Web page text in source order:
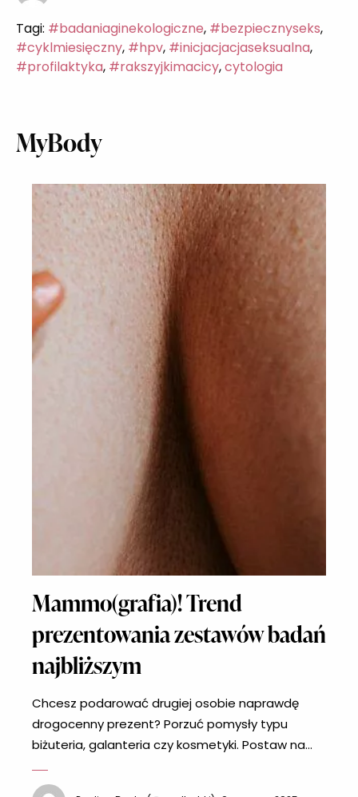
Tagi: #badaniaginekologiczne, #bezpiecznyseks,
#cyklmiesięczny, #hpv, #inicjacjacjaseksualna,
#profilaktyka, #rakszyjkimacicy,cytologia
MyBody
Mammo(grafia)! Trend
prezentowania zestawów badań
najbliższym
Chcesz podarować drugiej osobie naprawdę
drogocenny prezent? Porzuć pomysły typu
biżuteria, galanteria czy kosmetyki. Postaw na
coś, co jest najważniejsze, czyli zdrowie – w
końcu na pewno zauważasz, że to właśnie jest